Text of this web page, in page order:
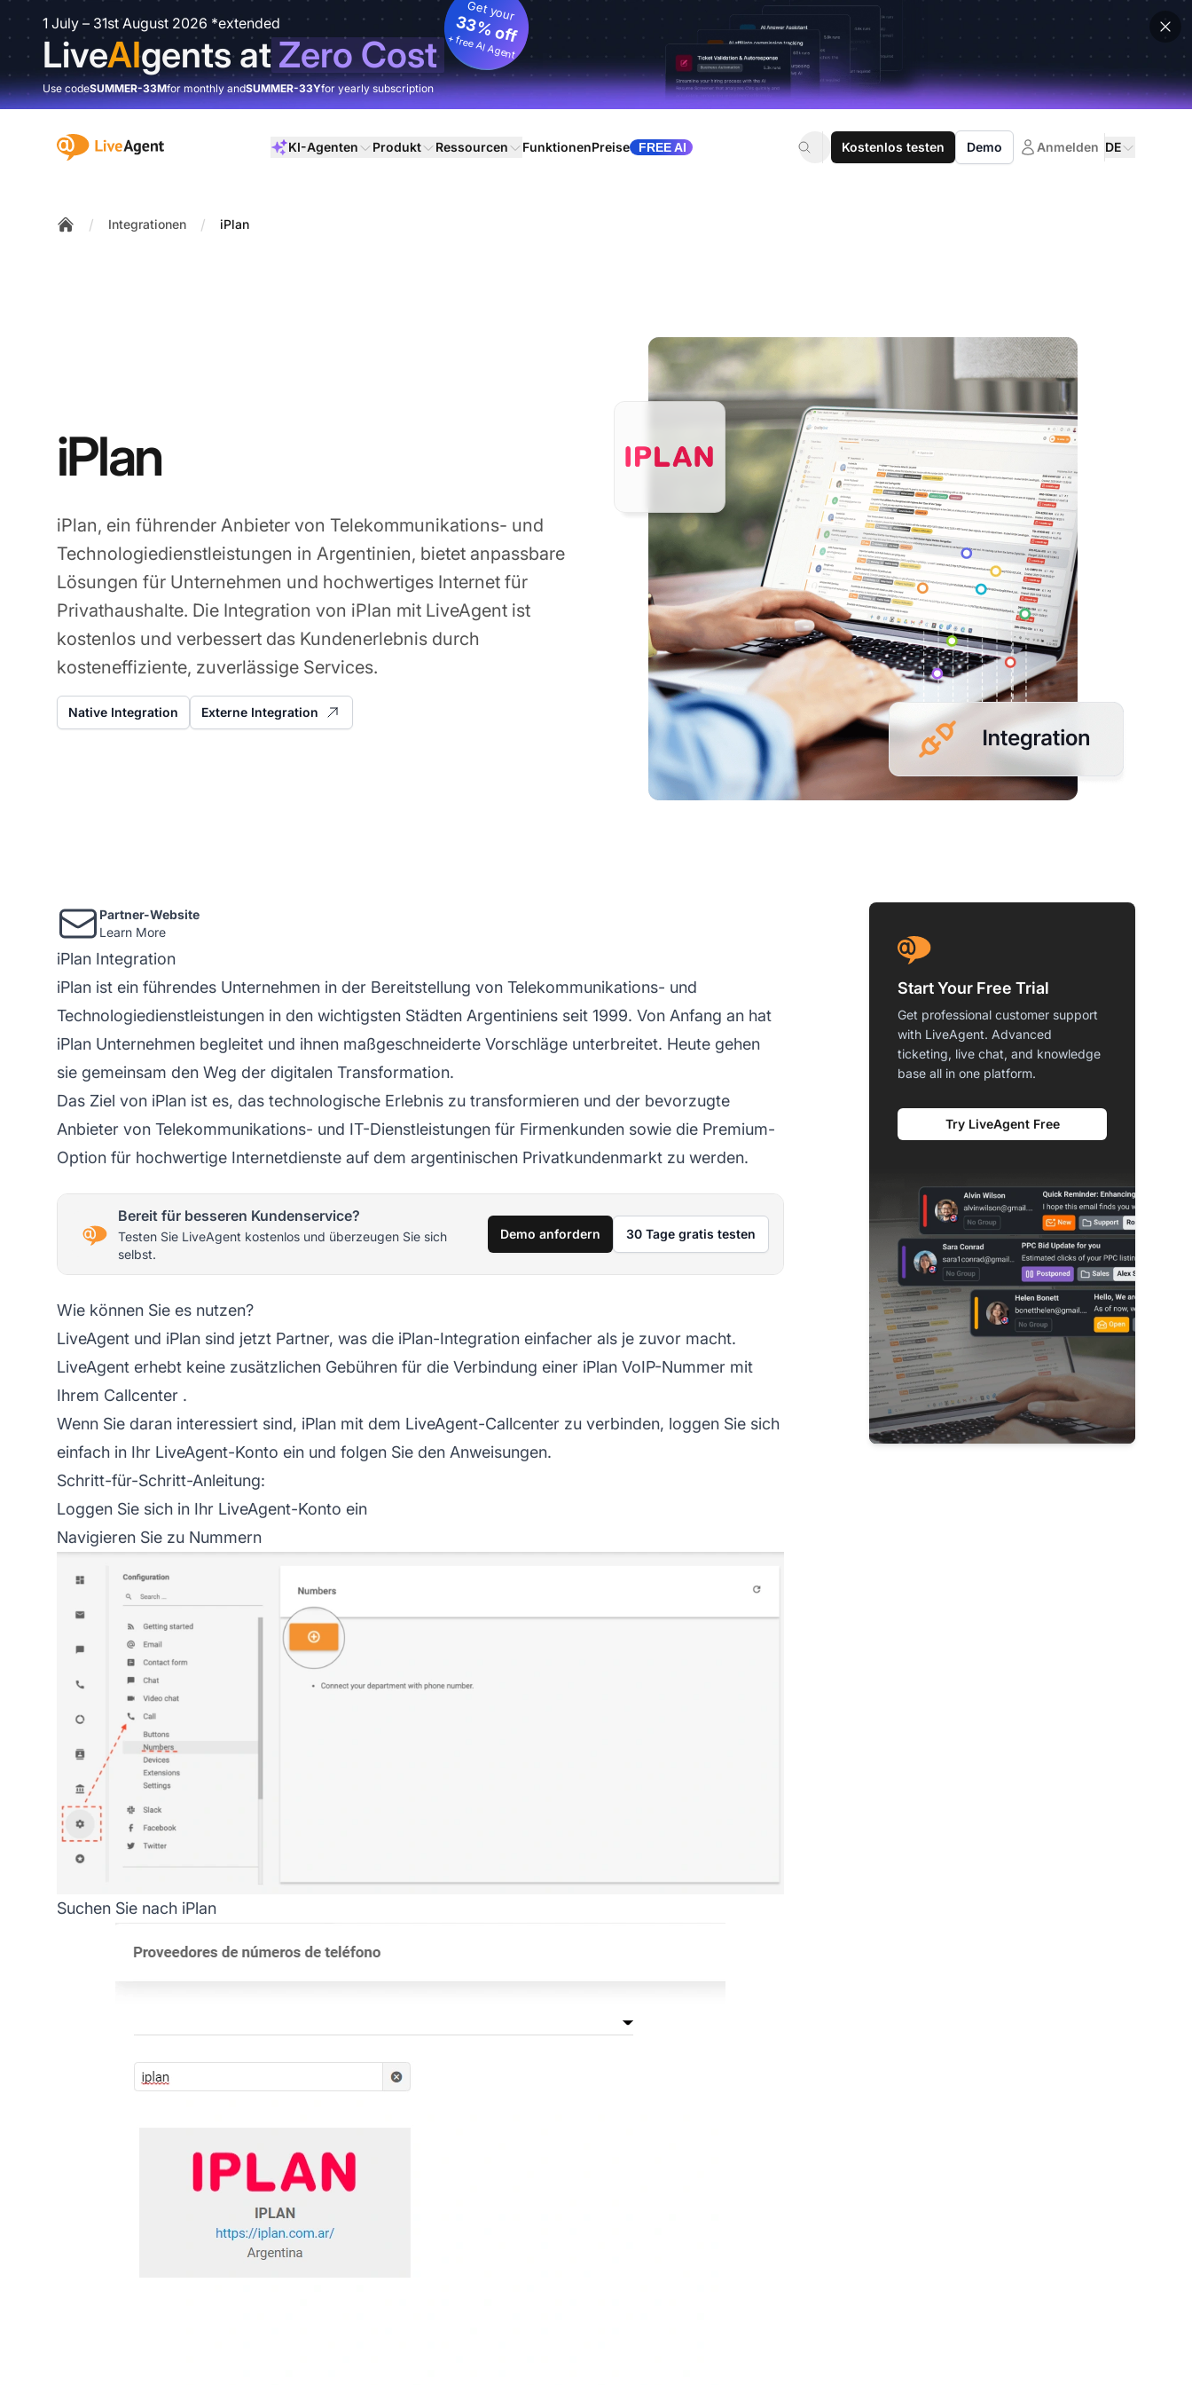
1 July – 31st August 2026 *extended
LiveAIgents atZero Cost
Get your
33% off
+ free AI Agent
Use codeSUMMER-33Mfor monthly andSUMMER-33Yfor yearly subscription
:site.title KI-Agenten Produkt Ressourcen FunktionenPreise FREE AI Kostenlos testen Demo Anmelden DE
/ Integrationen / iPlan
iPlan
iPlan, ein führender Anbieter von Telekommunikations- und
Technologiedienstleistungen in Argentinien, bietet anpassbare
Lösungen für Unternehmen und hochwertiges Internet für
Privathaushalte. Die Integration von iPlan mit LiveAgent ist
kostenlos und verbessert das Kundenerlebnis durch
kosteneffiziente, zuverlässige Services.
Native Integration Externe Integration
Partner-Website
Learn More
iPlan Integration
iPlan ist ein führendes Unternehmen in der Bereitstellung von Telekommunikations- und
Technologiedienstleistungen in den wichtigsten Städten Argentiniens seit 1999. Von Anfang an hat
iPlan Unternehmen begleitet und ihnen maßgeschneiderte Vorschläge unterbreitet. Heute gehen
sie gemeinsam den Weg der digitalen Transformation.
Das Ziel von iPlan ist es, das technologische Erlebnis zu transformieren und der bevorzugte
Anbieter von Telekommunikations- und IT-Dienstleistungen für Firmenkunden sowie die Premium-
Option für hochwertige Internetdienste auf dem argentinischen Privatkundenmarkt zu werden.
Bereit für besseren Kundenservice?
Testen Sie LiveAgent kostenlos und überzeugen Sie sich
selbst.
Demo anfordern 30 Tage gratis testen
Wie können Sie es nutzen?
LiveAgent und iPlan sind jetzt Partner, was die iPlan-Integration einfacher als je zuvor macht.
LiveAgent erhebt keine zusätzlichen Gebühren für die Verbindung einer iPlan VoIP-Nummer mit
Ihrem Callcenter .
Wenn Sie daran interessiert sind, iPlan mit dem LiveAgent-Callcenter zu verbinden, loggen Sie sich
einfach in Ihr LiveAgent-Konto ein und folgen Sie den Anweisungen.
Schritt-für-Schritt-Anleitung:
Loggen Sie sich in Ihr LiveAgent-Konto ein
Navigieren Sie zu Nummern
Suchen Sie nach iPlan
Start Your Free Trial
Get professional customer support
with LiveAgent. Advanced
ticketing, live chat, and knowledge
base all in one platform.
Try LiveAgent Free